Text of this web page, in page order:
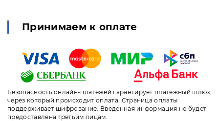
Принимаем к оплате
Безопасность онлайн-платежей гарантирует платёжный шлюз,
через который происходит оплата. Страница оплаты
поддерживает шифрование. Введенная информация не будет
предоставлена третьим лицам.